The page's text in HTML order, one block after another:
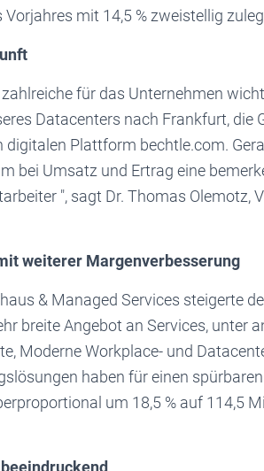
mit 14,5 % zweistellig
für das Unternehmen
Datacenters nach Frankfurt, die
digitalen Plattform bechtle.com.
bei Umsatz und Ertrag eine
", sagt Dr. Thomas Olemotz,
weiterer Margenverbesserung
& Managed Services steigerte
breite Angebot an Services, unter
Moderne Workplace- und
haben für einen
um 18,5 % auf 114,5